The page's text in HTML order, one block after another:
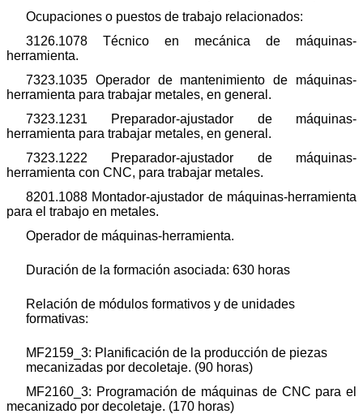
Ocupaciones o puestos de trabajo relacionados:
3126.1078 Técnico en mecánica de máquinas-
herramienta.
7323.1035 Operador de mantenimiento de máquinas-
herramienta para trabajar metales, en general.
7323.1231 Preparador-ajustador de máquinas-
herramienta para trabajar metales, en general.
7323.1222 Preparador-ajustador de máquinas-
herramienta con CNC, para trabajar metales.
8201.1088 Montador-ajustador de máquinas-herramienta
para el trabajo en metales.
Operador de máquinas-herramienta.
Duración de la formación asociada: 630 horas
Relación de módulos formativos y de unidades
formativas:
MF2159_3: Planificación de la producción de piezas
mecanizadas por decoletaje. (90 horas)
MF2160_3: Programación de máquinas de CNC para el
mecanizado por decoletaje. (170 horas)